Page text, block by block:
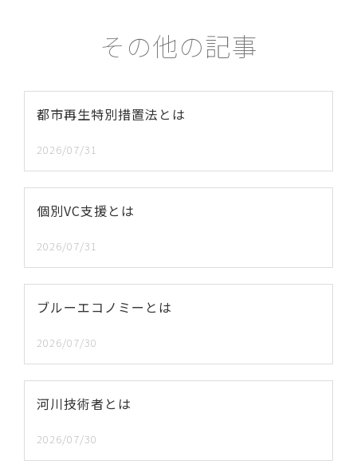
その他の記事
都市再生特別措置法とは
2026/07/31
個別VC支援とは
2026/07/31
ブルーエコノミーとは
2026/07/30
河川技術者とは
2026/07/30